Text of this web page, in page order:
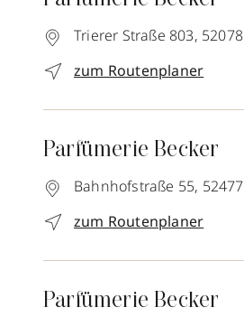
Trierer Straße 803, 52078
zum Routenplaner
Parfümerie Becker
Bahnhofstraße 55, 52477
zum Routenplaner
Parfümerie Becker